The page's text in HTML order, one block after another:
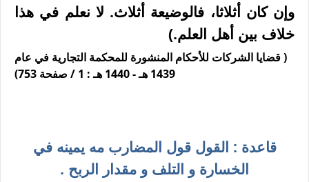
وإن كان أثلاثا، فالوضيعة أثلاث. لا نعلم في هذا
خلاف بين أهل العلم.)
( قضايا الشركات للأحكام المنشورة للمحكمة التجارية في عام
1439 هـ - 1440 هـ : 1 / صفحة 753)
قاعدة : القول قول المضارب مه يمينه في
الخسارة و التلف و مقدار الربح .